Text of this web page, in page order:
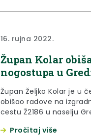
16. rujna 2022.
Župan Kolar
nogostupa u
Župan Željko Kolar je u
obišao radove na
cestu Ž2186 u naselju
Pročitaj više